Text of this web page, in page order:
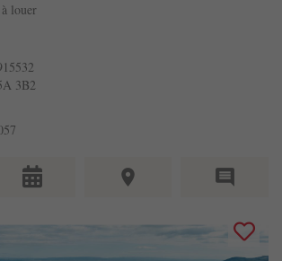
louer
3B2
place comment